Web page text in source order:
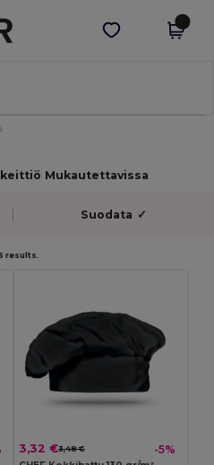
Hae sovellus
Mukautettavissa
Suodata ✓
results.
3,32 €3,48 € -5%